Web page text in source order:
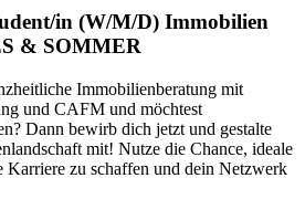
in (W/M/D) Immobilien
& SOMMER
Immobilienberatung mit
und CAFM und möchtest
Dann bewirb dich jetzt und gestalte
mit! Nutze die Chance, ideale
Karriere zu schaffen und dein Netzwerk